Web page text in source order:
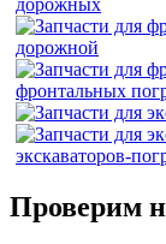
дорожных
дорожной
фронтальных
экскаваторов-
Проверим